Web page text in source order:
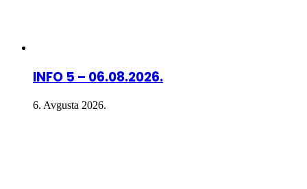
INFO 5 – 06.08.2026.
6. Avgusta 2026.